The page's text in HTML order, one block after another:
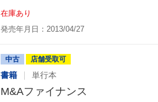
在庫あり
発売年月日：2013/04/27
中古 店舗受取可
書籍 単行本
M&Aファイナンス